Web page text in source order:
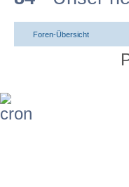
Foren-Übersicht